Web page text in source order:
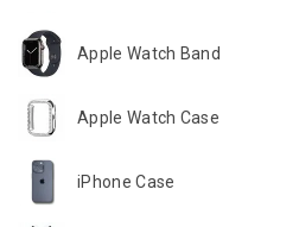
Apple Watch Band
Apple Watch Case
iPhone Case